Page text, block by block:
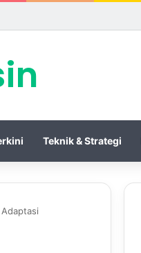
Ketiga
Teknik & Strategi